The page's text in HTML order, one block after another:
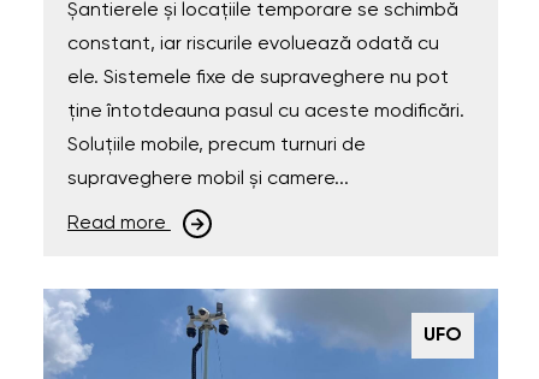
Șantierele și locațiile temporare se schimbă
constant, iar riscurile evoluează odată cu
ele. Sistemele fixe de supraveghere nu pot
ține întotdeauna pasul cu aceste modificări.
Soluțiile mobile, precum turnuri de
supraveghere mobil și camere...
Read more
UFO